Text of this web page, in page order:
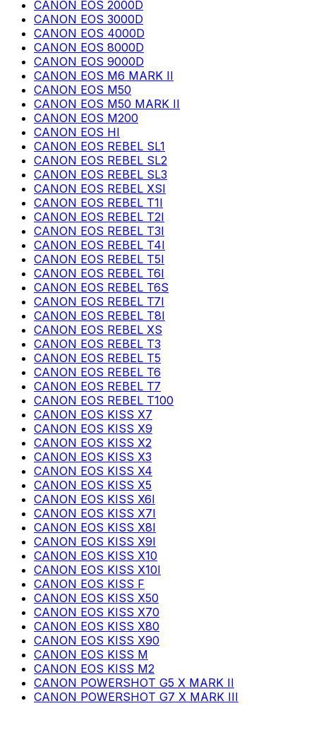
CANON EOS 2000D
CANON EOS 3000D
CANON EOS 4000D
CANON EOS 8000D
CANON EOS 9000D
CANON EOS M6 MARK II
CANON EOS M50
CANON EOS M50 MARK II
CANON EOS M200
CANON EOS HI
CANON EOS REBEL SL1
CANON EOS REBEL SL2
CANON EOS REBEL SL3
CANON EOS REBEL XSI
CANON EOS REBEL T1I
CANON EOS REBEL T2I
CANON EOS REBEL T3I
CANON EOS REBEL T4I
CANON EOS REBEL T5I
CANON EOS REBEL T6I
CANON EOS REBEL T6S
CANON EOS REBEL T7I
CANON EOS REBEL T8I
CANON EOS REBEL XS
CANON EOS REBEL T3
CANON EOS REBEL T5
CANON EOS REBEL T6
CANON EOS REBEL T7
CANON EOS REBEL T100
CANON EOS KISS X7
CANON EOS KISS X9
CANON EOS KISS X2
CANON EOS KISS X3
CANON EOS KISS X4
CANON EOS KISS X5
CANON EOS KISS X6I
CANON EOS KISS X7I
CANON EOS KISS X8I
CANON EOS KISS X9I
CANON EOS KISS X10
CANON EOS KISS X10I
CANON EOS KISS F
CANON EOS KISS X50
CANON EOS KISS X70
CANON EOS KISS X80
CANON EOS KISS X90
CANON EOS KISS M
CANON EOS KISS M2
CANON POWERSHOT G5 X MARK II
CANON POWERSHOT G7 X MARK III